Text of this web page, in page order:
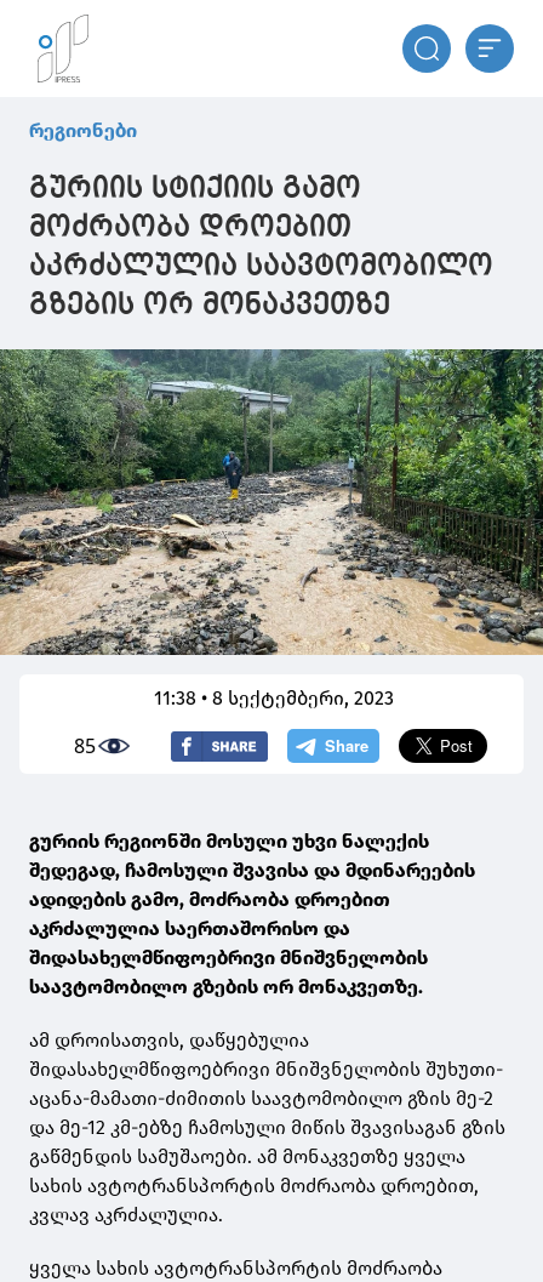
რეგიონები
გურიის სტიქიის გამო
მოძრაობა დროებით
აკრძალულია საავტომობილო
გზების ორ მონაკვეთზე
11:38 • 8 სექტემბერი, 2023
85
გურიის რეგიონში მოსული უხვი ნალექის
შედეგად, ჩამოსული შვავისა და მდინარეების
ადიდების გამო, მოძრაობა დროებით
აკრძალულია საერთაშორისო და
შიდასახელმწიფოებრივი მნიშვნელობის
საავტომობილო გზების ორ მონაკვეთზე.
ამ დროისათვის, დაწყებულია
შიდასახელმწიფოებრივი მნიშვნელობის შუხუთი-
აცანა-მამათი-ძიმითის საავტომობილო გზის მე-2
და მე-12 კმ-ებზე ჩამოსული მიწის შვავისაგან გზის
გაწმენდის სამუშაოები. ამ მონაკვეთზე ყველა
სახის ავტოტრანსპორტის მოძრაობა დროებით,
კვლავ აკრძალულია.
ყველა სახის ავტოტრანსპორტის მოძრაობა